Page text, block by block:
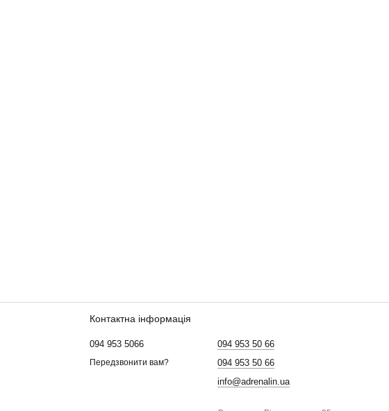
Контактна інформація
094 953 5066
Передзвонити вам?
094 953 50 66
094 953 50 66
info@adrenalin.ua